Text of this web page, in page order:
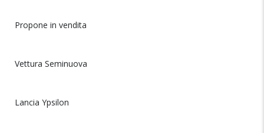
Propone in vendita
Vettura Seminuova
Lancia Ypsilon